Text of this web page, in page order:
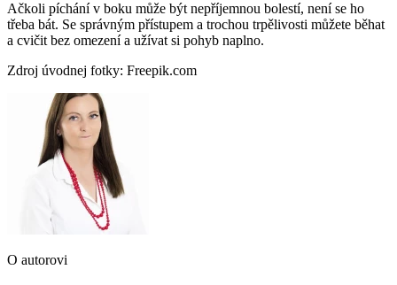
Ačkoli píchání v boku může být nepříjemnou bolestí, není se ho
třeba bát. Se správným přístupem a trochou trpělivosti můžete běhat
a cvičit bez omezení a užívat si pohyb naplno.
Zdroj úvodnej fotky: Freepik.com
O autorovi